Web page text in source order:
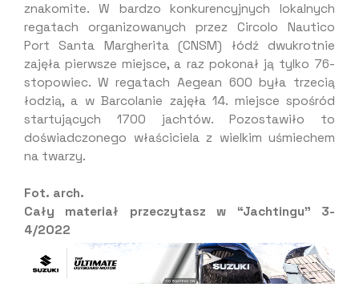
znakomite. W bardzo konkurencyjnych lokalnych
regatach organizowanych przez Circolo Nautico
Port Santa Margherita (CNSM) łódź dwukrotnie
zajęła pierwsze miejsce, a raz pokonał ją tylko 76-
stopowiec. W regatach Aegean 600 była trzecią
łodzią, a w Barcolanie zajęła 14. miejsce spośród
startujących 1700 jachtów. Pozostawiło to
doświadczonego właściciela z wielkim uśmiechem
na twarzy.
Fot. arch.
Cały materiał przeczytasz w “Jachtingu” 3-
4/2022